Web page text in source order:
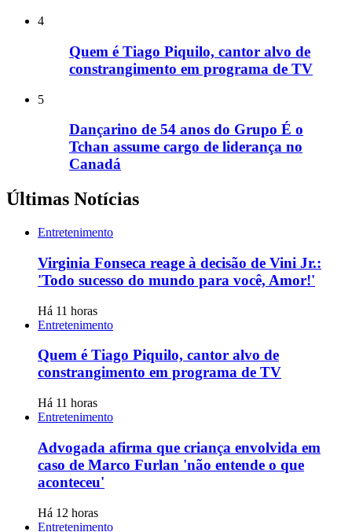
4
Quem é Tiago Piquilo, cantor alvo de
constrangimento em programa de TV
5
Dançarino de 54 anos do Grupo É o
Tchan assume cargo de liderança no
Canadá
Últimas Notícias
Entretenimento
Virginia Fonseca reage à decisão de Vini Jr.:
'Todo sucesso do mundo para você, Amor!'
Há 11 horas
Entretenimento
Quem é Tiago Piquilo, cantor alvo de
constrangimento em programa de TV
Há 11 horas
Entretenimento
Advogada afirma que criança envolvida em
caso de Marco Furlan 'não entende o que
aconteceu'
Há 12 horas
Entretenimento